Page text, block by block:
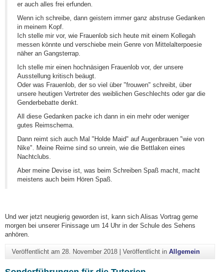
er auch alles frei erfunden.
Wenn ich schreibe, dann geistern immer ganz abstruse Gedanken
in meinem Kopf.
Ich stelle mir vor, wie Frauenlob sich heute mit einem Kollegah
messen könnte und verschiebe mein Genre von Mittelalterpoesie
näher an Gangsterrap.
Ich stelle mir einen hochnäsigen Frauenlob vor, der unsere
Ausstellung kritisch beäugt.
Oder was Frauenlob, der so viel über "frouwen" schreibt, über
unsere heutigen Vertreter des weiblichen Geschlechts oder gar die
Genderbebatte denkt.
All diese Gedanken packe ich dann in ein mehr oder weniger
gutes Reimschema.
Dann reimt sich auch Mal "Holde Maid" auf Augenbrauen "wie von
Nike". Meine Reime sind so unrein, wie die Bettlaken eines
Nachtclubs.
Aber meine Devise ist, was beim Schreiben Spaß macht, macht
meistens auch beim Hören Spaß.
Und wer jetzt neugierig geworden ist, kann sich Alisas Vortrag gerne
morgen bei unserer Finissage um 14 Uhr in der Schule des Sehens
anhören.
Veröffentlicht am 28. November 2018| Veröffentlicht in Allgemein